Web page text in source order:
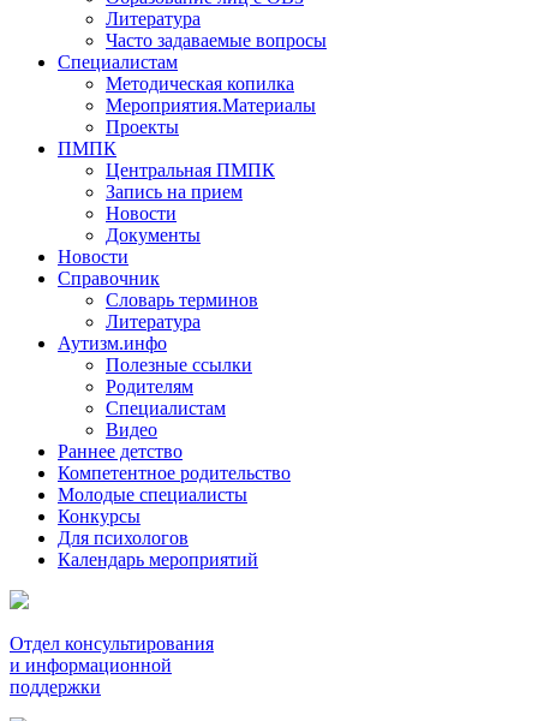
Литература
Часто задаваемые вопросы
Специалистам
Методическая копилка
Мероприятия.Материалы
Проекты
ПМПК
Центральная ПМПК
Запись на прием
Новости
Документы
Новости
Справочник
Словарь терминов
Литература
Аутизм.инфо
Полезные ссылки
Родителям
Специалистам
Видео
Раннее детство
Компетентное родительство
Молодые специалисты
Конкурсы
Для психологов
Календарь мероприятий
Отдел консультирования
и информационной
поддержки